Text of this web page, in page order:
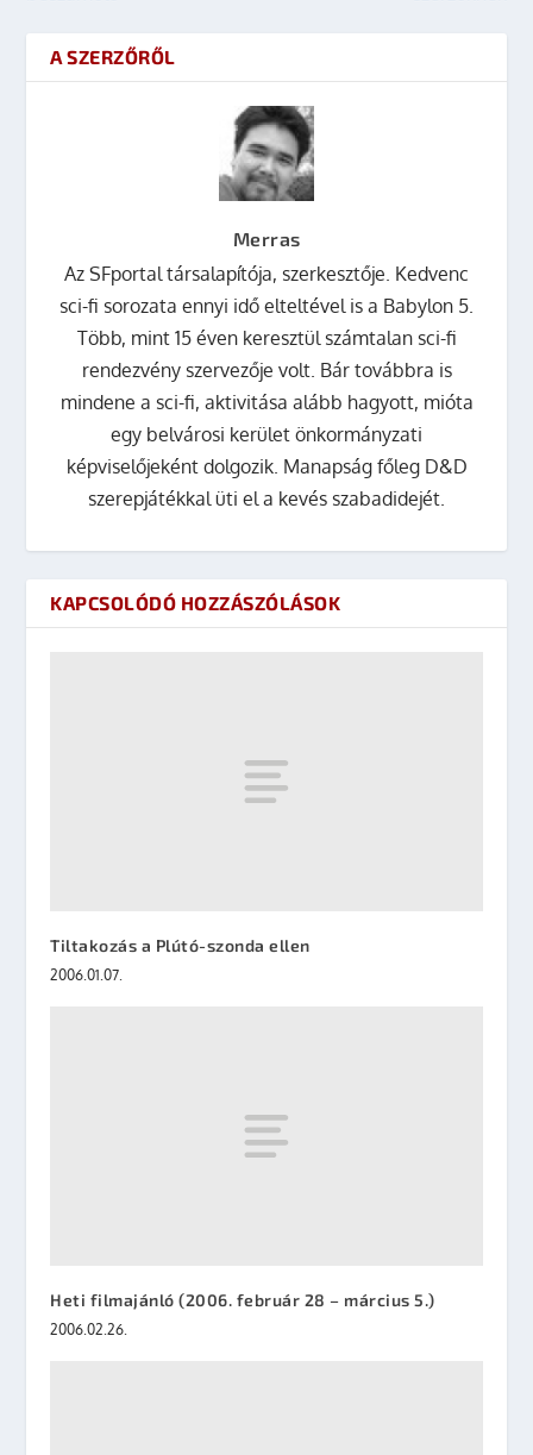
A SZERZŐRŐL
Merras
Az SFportal társalapítója, szerkesztője. Kedvenc
sci-fi sorozata ennyi idő elteltével is a Babylon 5.
Több, mint 15 éven keresztül számtalan sci-fi
rendezvény szervezője volt. Bár továbbra is
mindene a sci-fi, aktivitása alább hagyott, mióta
egy belvárosi kerület önkormányzati
képviselőjeként dolgozik. Manapság főleg D&D
szerepjátékkal üti el a kevés szabadidejét.
KAPCSOLÓDÓ HOZZÁSZÓLÁSOK
Tiltakozás a Plútó-szonda ellen
2006.01.07.
Heti filmajánló (2006. február 28 – március 5.)
2006.02.26.